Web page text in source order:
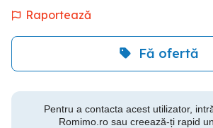
Raportează
Fă ofertă
Pentru a contacta acest utilizator,
Romimo.ro sau creează-ți rapid